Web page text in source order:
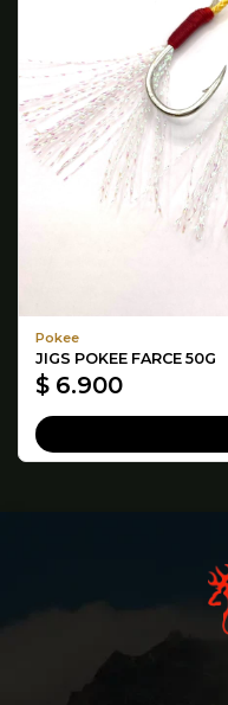
Pokee
JIGS POKEE FARCE 50G
$ 6.900